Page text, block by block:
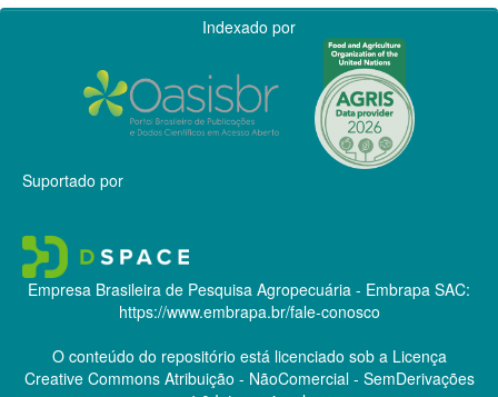
Indexado por
Suportado por
Empresa Brasileira de Pesquisa Agropecuária - Embrapa SAC:
https://www.embrapa.br/fale-conosco
O conteúdo do repositório está licenciado sob a Licença
Creative CommonsAtribuição - NãoComercial - SemDerivações